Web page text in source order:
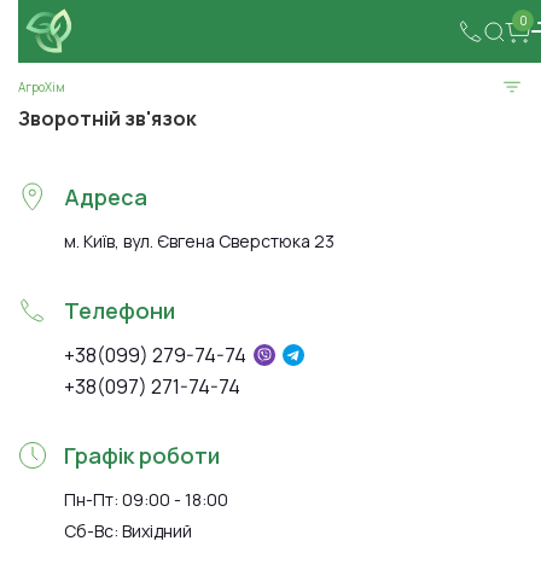
0
АгроХім
Зворотній зв'язок
Адреса
м. Київ, вул. Євгена Сверстюка 23
Телефони
+38(099) 279-74-74
+38(097) 271-74-74
Графік роботи
Пн-Пт: 09:00 - 18:00
Сб-Вс: Вихідний